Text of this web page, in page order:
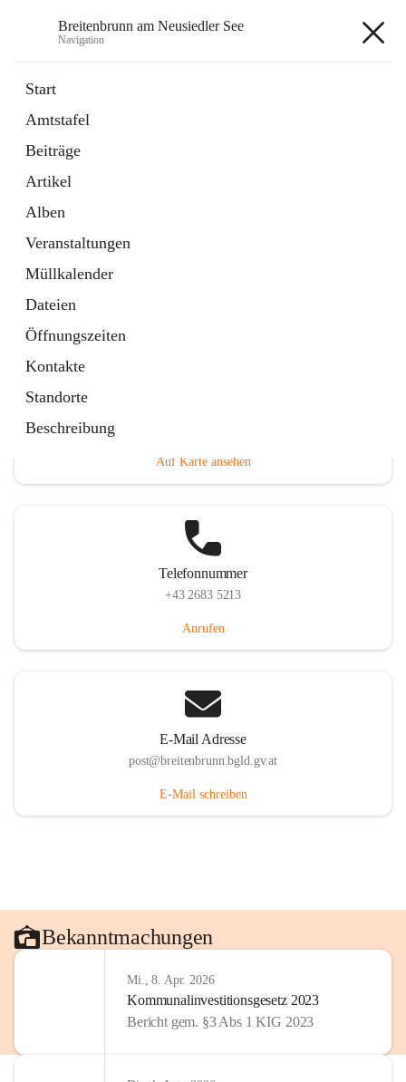
Breitenbrunn am Neusiedler See
Navigation
Start
Amtstafel
Beiträge
Artikel
Alben
Veranstaltungen
Müllkalender
Dateien
Öffnungszeiten
Kontakte
Standorte
Beschreibung
18 Schnellzugriffe
Gemeindeservice
Auf Karte ansehen
Telefonnummer
+43 2683 5213
Anrufen
E-Mail Adresse
post@breitenbrunn.bgld.gv.at
E-Mail schreiben
Bekanntmachungen
Mi., 8. Apr. 2026
Kommunalinvestitionsgesetz 2023
Bericht gem. §3 Abs 1 KIG 2023